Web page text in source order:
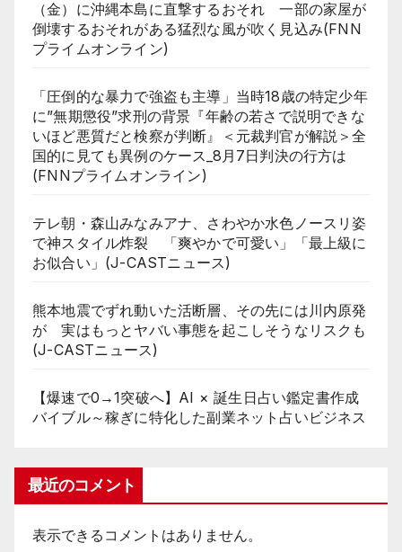
（金）に沖縄本島に直撃するおそれ 一部の家屋が
倒壊するおそれがある猛烈な風が吹く見込み(FNN
プライムオンライン)
「圧倒的な暴力で強盗も主導」当時18歳の特定少年
に”無期懲役”求刑の背景『年齢の若さで説明できな
いほど悪質だと検察が判断』＜元裁判官が解説＞全
国的に見ても異例のケース_8月7日判決の行方は
(FNNプライムオンライン)
テレ朝・森山みなみアナ、さわやか水色ノースリ姿
で神スタイル炸裂 「爽やかで可愛い」「最上級に
お似合い」(J-CASTニュース)
熊本地震でずれ動いた活断層、その先には川内原発
が 実はもっとヤバい事態を起こしそうなリスクも
(J-CASTニュース)
【爆速で0→1突破へ】AI × 誕生日占い鑑定書作成
バイブル～稼ぎに特化した副業ネット占いビジネス
最近のコメント
表示できるコメントはありません。